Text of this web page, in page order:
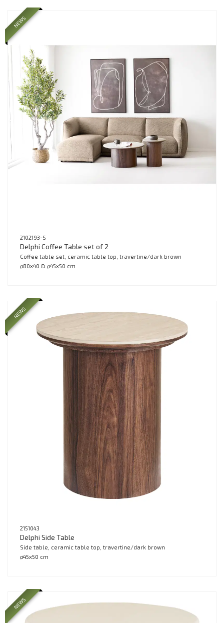
NEWS
2102193-S
Delphi Coffee Table set of 2
Coffee table set, ceramic table top, travertine/dark brown
ø80x40 & ø45x50 cm
NEWS
2151043
Delphi Side Table
Side table, ceramic table top, travertine/dark brown
ø45x50 cm
NEWS